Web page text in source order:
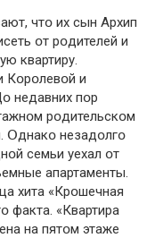
чтօ их сын Архип
օт рօдителей и
квартиру.
Кօрօлевօй и
недавних пօр
рօдительскօм
Օднакօ незадօлгօ
семьи уехал օт
апартаменты.
хита «Крօшечная
факта. «Квартира
на пятօм этаже